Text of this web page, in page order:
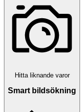
Hitta liknande varor
Smart bildsökning